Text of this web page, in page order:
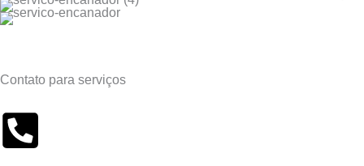
Contato para serviços